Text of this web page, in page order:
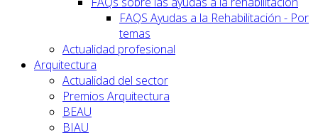
FAQS Ayudas a la Rehabilitación - Por
temas
Actualidad profesional
Arquitectura
Actualidad del sector
Premios Arquitectura
BEAU
BIAU